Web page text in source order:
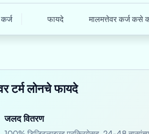
फायदे मालमत्तेवर कर्ज कसे
टर्म लोनचे फायदे
जलद वितरण